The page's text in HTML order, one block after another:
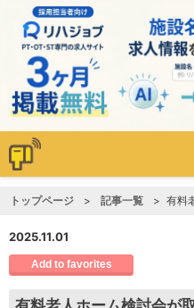
トップページ 記事一覧 有料
2025.11.01
Add to favorites